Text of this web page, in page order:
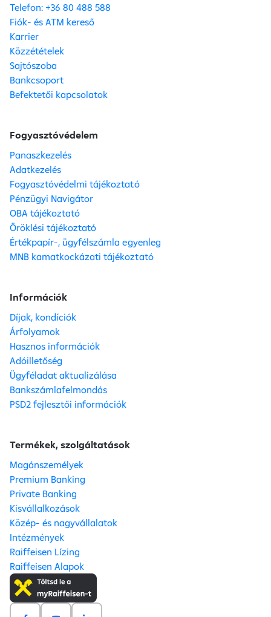
Telefon: +36 80 488 588
Fiók- és ATM kereső
Karrier
Közzétételek
Sajtószoba
Bankcsoport
Befektetői kapcsolatok
Fogyasztóvédelem
Panaszkezelés
Adatkezelés
Fogyasztóvédelmi tájékoztató
Pénzügyi Navigátor
OBA tájékoztató
Öröklési tájékoztató
Értékpapír-, ügyfélszámla egyenleg
MNB kamatkockázati tájékoztató
Információk
Díjak, kondíciók
Árfolyamok
Hasznos információk
Adóilletőség
Ügyféladat aktualizálása
Bankszámlafelmondás
PSD2 fejlesztői információk
Termékek, szolgáltatások
Magánszemélyek
Premium Banking
Private Banking
Kisvállalkozások
Közép- és nagyvállalatok
Intézmények
Raiffeisen Lízing
Raiffeisen Alapok